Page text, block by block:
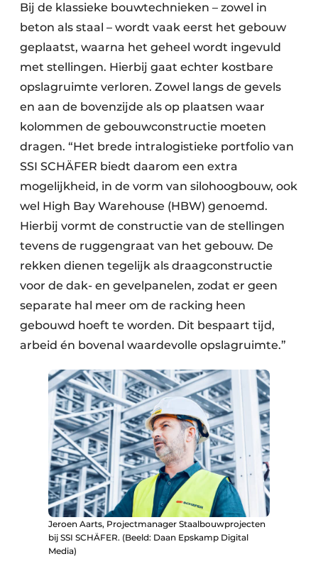
Bij de klassieke bouwtechnieken – zowel in
beton als staal – wordt vaak eerst het gebouw
geplaatst, waarna het geheel wordt ingevuld
met stellingen. Hierbij gaat echter kostbare
opslagruimte verloren. Zowel langs de gevels
en aan de bovenzijde als op plaatsen waar
kolommen de gebouwconstructie moeten
dragen. “Het brede intralogistieke portfolio van
SSI SCHÄFER biedt daarom een extra
mogelijkheid, in de vorm van silohoogbouw, ook
wel High Bay Warehouse (HBW) genoemd.
Hierbij vormt de constructie van de stellingen
tevens de ruggengraat van het gebouw. De
rekken dienen tegelijk als draagconstructie
voor de dak- en gevelpanelen, zodat er geen
separate hal meer om de racking heen
gebouwd hoeft te worden. Dit bespaart tijd,
arbeid én bovenal waardevolle opslagruimte.”
Jeroen Aarts, Projectmanager Staalbouwprojecten
bij SSI SCHÄFER. (Beeld: Daan Epskamp Digital
Media)